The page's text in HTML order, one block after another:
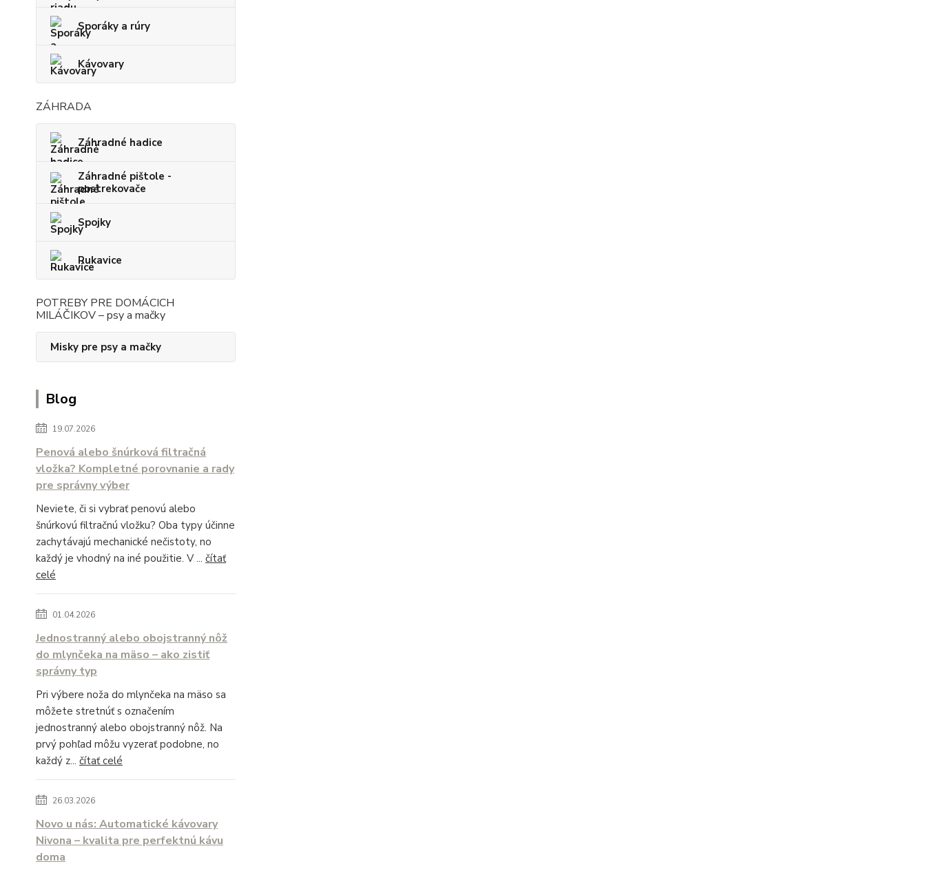
Sporáky a rúry
Kávovary
ZÁHRADA
Záhradné hadice
Záhradné pištole -
postrekovače
Spojky
Rukavice
POTREBY PRE DOMÁCICH
MILÁČIKOV – psy a mačky
Misky pre psy a mačky
Blog
19.07.2026
Penová alebo šnúrková filtračná
vložka? Kompletné porovnanie a rady
pre správny výber
Neviete, či si vybrať penovú alebo
šnúrkovú filtračnú vložku? Oba typy účinne
zachytávajú mechanické nečistoty, no
každý je vhodný na iné použitie. V ... čítať
celé
01.04.2026
Jednostranný alebo obojstranný nôž
do mlynčeka na mäso – ako zistiť
správny typ
Pri výbere noža do mlynčeka na mäso sa
môžete stretnúť s označením
jednostranný alebo obojstranný nôž. Na
prvý pohľad môžu vyzerať podobne, no
každý z... čítať celé
26.03.2026
Novo u nás: Automatické kávovary
Nivona – kvalita pre perfektnú kávu
doma